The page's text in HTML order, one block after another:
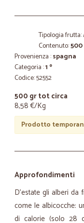
Tipologia
Contenuto:
Provenienza :spagna
Categoria :1 º
Codice: 52552
500 gr tot circa
8,58 €/Kg
Prodotto
Approfondimenti
D'estate gli alberi da
come le albicocche:
di calorie (solo 28